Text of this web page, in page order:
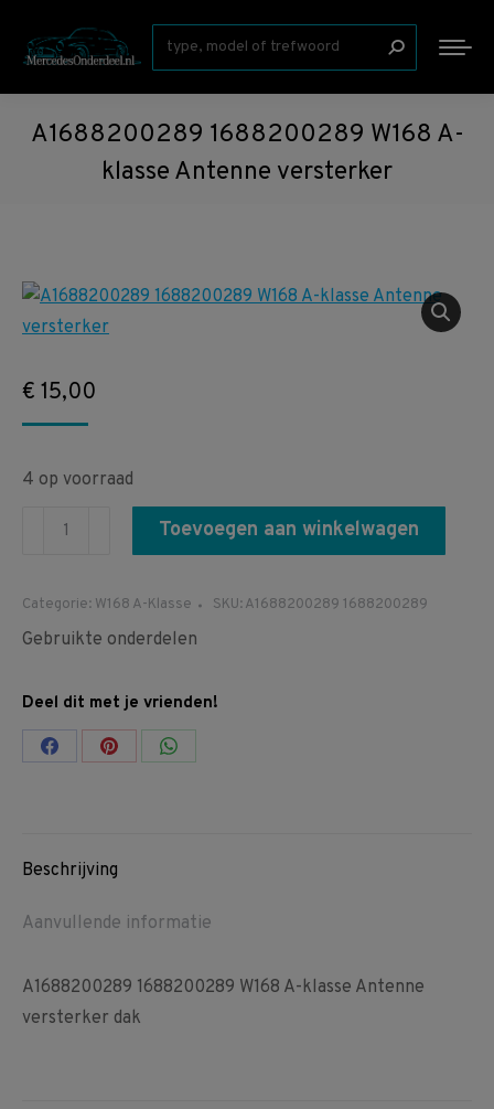
Zoeken:
A1688200289 1688200289 W168 A-
klasse Antenne versterker
€ 15,00
4 op voorraad
A1688200289
A-
klasse
versterker
aantal
Toevoegen aan winkelwagen
Categorie: W168 A-Klasse SKU:A1688200289 1688200289
Gebruikte onderdelen
Deel dit met je vrienden!
Share Share Share
Beschrijving
Aanvullende informatie
A1688200289 1688200289 W168 A-klasse Antenne
versterker dak